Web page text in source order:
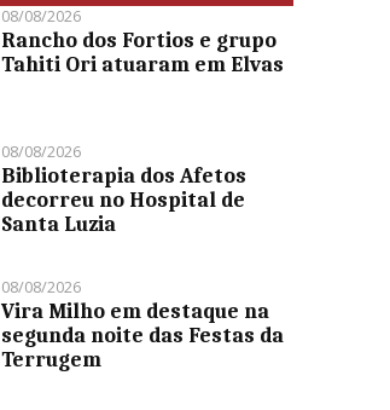
08/08/2026
Rancho dos Fortios e grupo
Tahiti Ori atuaram em Elvas
08/08/2026
Biblioterapia dos Afetos
decorreu no Hospital de
Santa Luzia
08/08/2026
Vira Milho em destaque na
segunda noite das Festas da
Terrugem